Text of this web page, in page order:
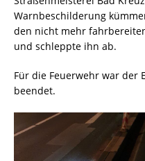
Warnbeschilderung
den nicht mehr
und schleppte ihn ab.
Für die Feuerwehr war der
beendet.